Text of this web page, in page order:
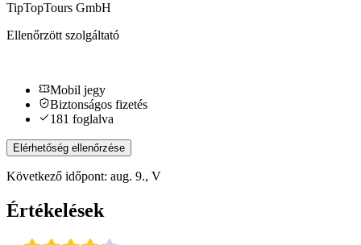
TipTopTours GmbH
Ellenőrzött szolgáltató
Mobil jegy
Biztonságos fizetés
181 foglalva
Elérhetőség ellenőrzése
Következő időpont: aug. 9., V
Értékelések